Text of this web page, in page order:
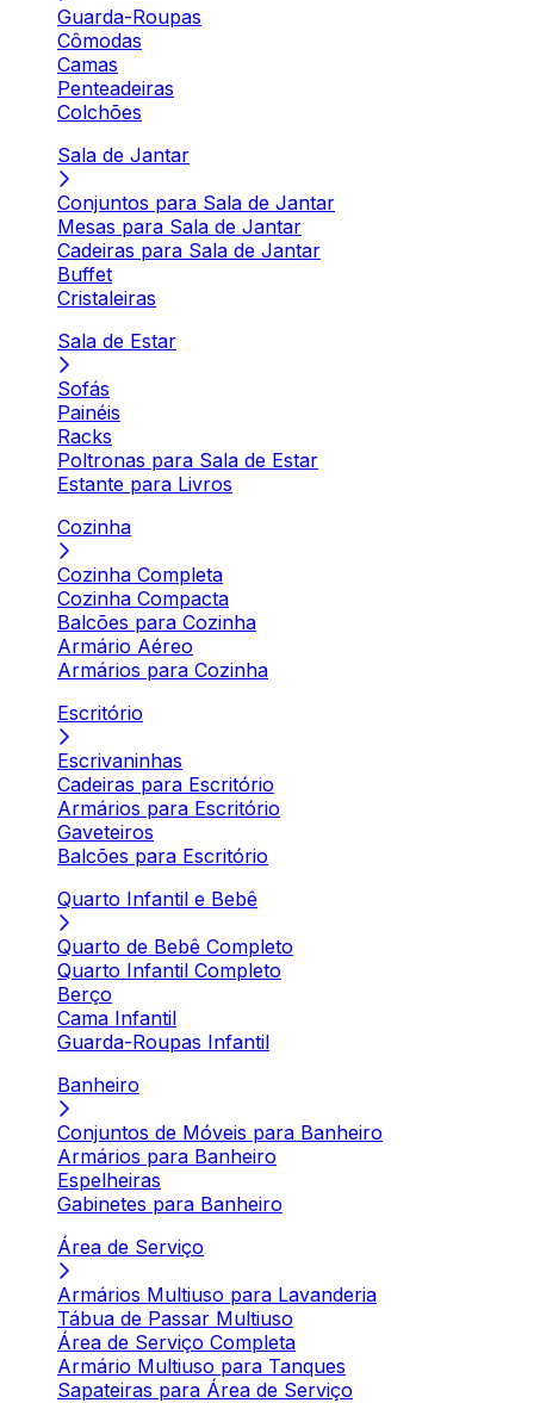
Guarda-Roupas
Cômodas
Camas
Penteadeiras
Colchões
Sala de Jantar
Conjuntos para Sala de Jantar
Mesas para Sala de Jantar
Cadeiras para Sala de Jantar
Buffet
Cristaleiras
Sala de Estar
Sofás
Painéis
Racks
Poltronas para Sala de Estar
Estante para Livros
Cozinha
Cozinha Completa
Cozinha Compacta
Balcões para Cozinha
Armário Aéreo
Armários para Cozinha
Escritório
Escrivaninhas
Cadeiras para Escritório
Armários para Escritório
Gaveteiros
Balcões para Escritório
Quarto Infantil e Bebê
Quarto de Bebê Completo
Quarto Infantil Completo
Berço
Cama Infantil
Guarda-Roupas Infantil
Banheiro
Conjuntos de Móveis para Banheiro
Armários para Banheiro
Espelheiras
Gabinetes para Banheiro
Área de Serviço
Armários Multiuso para Lavanderia
Tábua de Passar Multiuso
Área de Serviço Completa
Armário Multiuso para Tanques
Sapateiras para Área de Serviço